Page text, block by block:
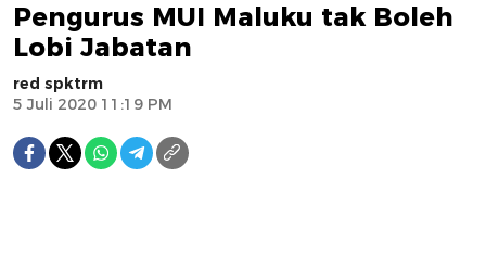
Pengurus MUI Maluku tak Boleh
Lobi Jabatan
red spktrm
5 Juli 2020 11:19 PM